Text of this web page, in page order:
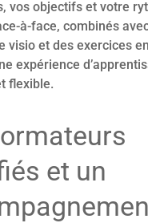
vos objectifs et votre
à-face, combinés
visio et des exercices
expérience
flexible.
et un